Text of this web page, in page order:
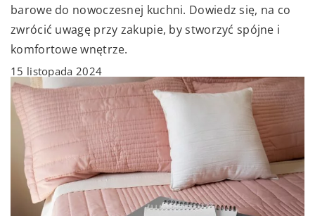
barowe do nowoczesnej kuchni. Dowiedz się, na co
zwrócić uwagę przy zakupie, by stworzyć spójne i
komfortowe wnętrze.
15 listopada 2024